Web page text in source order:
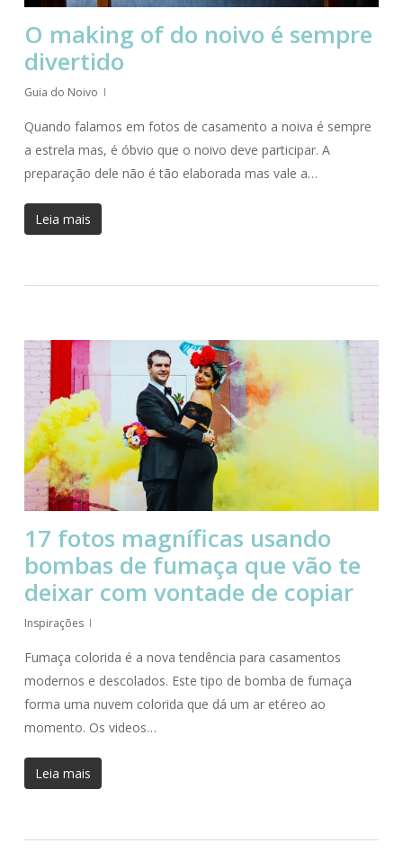
O making of do noivo é sempre
divertido
Guia do Noivo
Quando falamos em fotos de casamento a noiva é sempre
a estrela mas, é óbvio que o noivo deve participar. A
preparação dele não é tão elaborada mas vale a…
Leia mais
17 fotos magníficas usando
bombas de fumaça que vão te
deixar com vontade de copiar
Inspirações
Fumaça colorida é a nova tendência para casamentos
modernos e descolados. Este tipo de bomba de fumaça
forma uma nuvem colorida que dá um ar etéreo ao
momento. Os videos…
Leia mais